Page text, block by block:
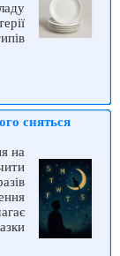
сняться
на